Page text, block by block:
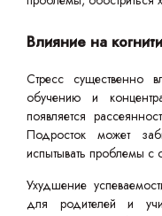
Влияние на
Стресс существенно
обучению и
появляется
Подросток может
испытывать проблемы с
Ухудшение
для родителей и